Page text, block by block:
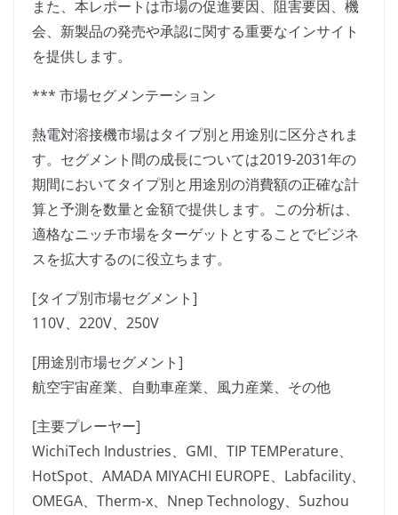
また、本レポートは市場の促進要因、阻害要因、機
会、新製品の発売や承認に関する重要なインサイト
を提供します。
*** 市場セグメンテーション
熱電対溶接機市場はタイプ別と用途別に区分されま
す。セグメント間の成長については2019-2031年の
期間においてタイプ別と用途別の消費額の正確な計
算と予測を数量と金額で提供します。この分析は、
適格なニッチ市場をターゲットとすることでビジネ
スを拡大するのに役立ちます。
[タイプ別市場セグメント]
110V、220V、250V
[用途別市場セグメント]
航空宇宙産業、自動車産業、風力産業、その他
[主要プレーヤー]
WichiTech Industries、GMI、TIP TEMPerature、
HotSpot、AMADA MIYACHI EUROPE、Labfacility、
OMEGA、Therm-x、Nnep Technology、Suzhou